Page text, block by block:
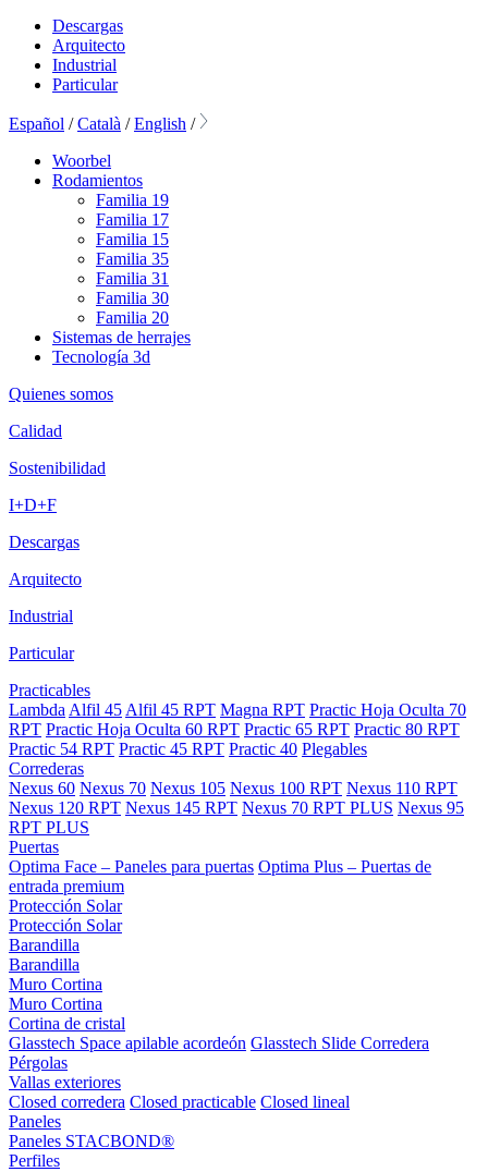
Descargas
Arquitecto
Industrial
Particular
Español /Català /English /
Woorbel
Rodamientos
Familia 19
Familia 17
Familia 15
Familia 35
Familia 31
Familia 30
Familia 20
Sistemas de herrajes
Tecnología 3d
Quienes somos
Calidad
Sostenibilidad
I+D+F
Descargas
Arquitecto
Industrial
Particular
Practicables
Lambda Alfil 45 Alfil 45 RPT Magna RPT Practic Hoja Oculta 70
RPT Practic Hoja Oculta 60 RPT Practic 65 RPT Practic 80 RPT
Practic 54 RPT Practic 45 RPT Practic 40 Plegables
Correderas
Nexus 60 Nexus 70 Nexus 105 Nexus 100 RPT Nexus 110 RPT
Nexus 120 RPT Nexus 145 RPT Nexus 70 RPT PLUS Nexus 95
RPT PLUS
Puertas
Optima Face – Paneles para puertas Optima Plus – Puertas de
entrada premium
Protección Solar
Protección Solar
Barandilla
Barandilla
Muro Cortina
Muro Cortina
Cortina de cristal
Glasstech Space apilable acordeón Glasstech Slide Corredera
Pérgolas
Vallas exteriores
Closed corredera Closed practicable Closed lineal
Paneles
Paneles STACBOND®
Perfiles